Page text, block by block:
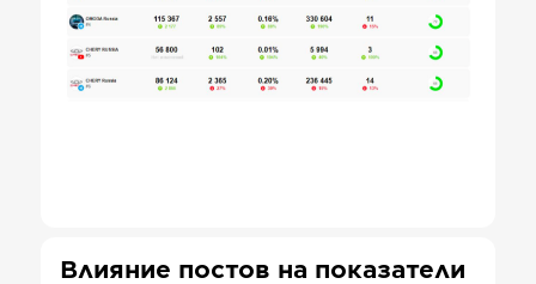
Влияние постов на показатели